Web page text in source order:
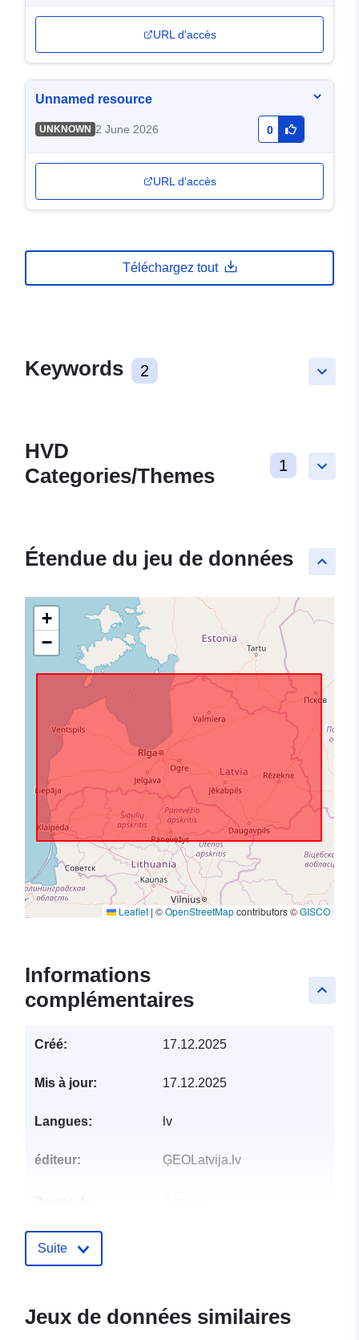
URL d'accès
Unnamed resource
UNKNOWN 2 June 2026 0
URL d'accès
Téléchargez tout
keyboard_arrow_down
Keywords 2
keyboard_arrow_down
HVD
Categories/Themes
1
keyboard_arrow_up
Étendue du jeu de données
+
−
Leaflet | ©OpenStreetMapcontributors ©GISCO
keyboard_arrow_up
Informations
complémentaires
Créé: 17.12.2025
Mis à jour: 17.12.2025
Langues: lv
éditeur: ĢEOLatvija.lv
Compte rendu du
29 July 2026
Suite
Jeux de données similaires